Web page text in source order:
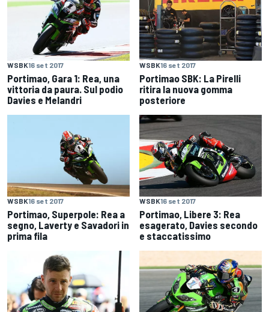
WSBK16 set 2017
Portimao, Gara 1: Rea, una
vittoria da paura. Sul podio
Davies e Melandri
WSBK16 set 2017
Portimao SBK: La Pirelli
ritira la nuova gomma
posteriore
WSBK16 set 2017
Portimao, Superpole: Rea a
segno, Laverty e Savadori in
prima fila
WSBK16 set 2017
Portimao, Libere 3: Rea
esagerato, Davies secondo
e staccatissimo